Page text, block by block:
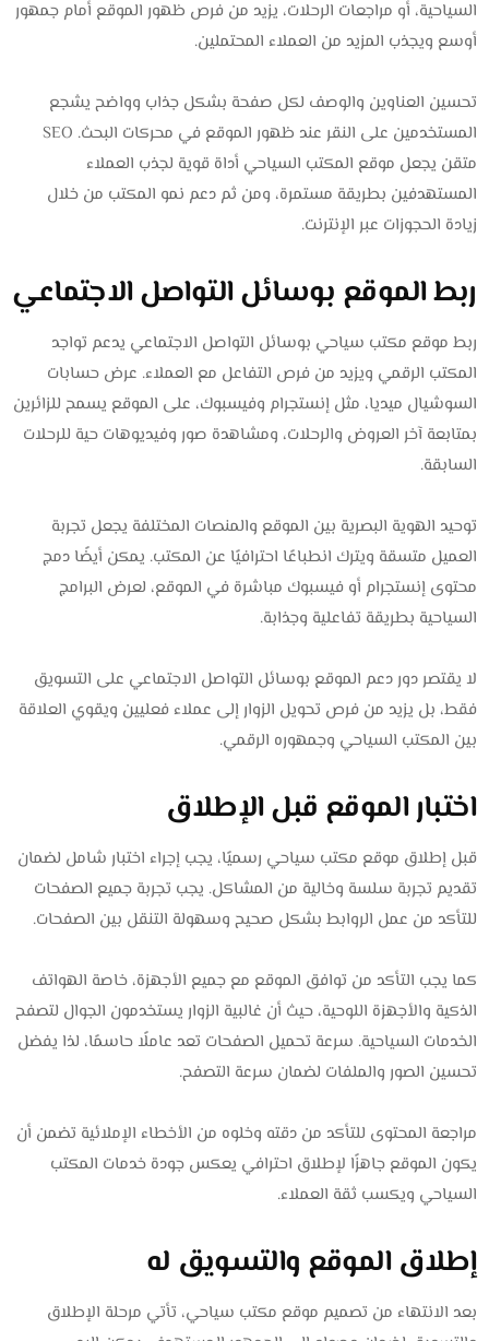
السياحية، أو مراجعات الرحلات، يزيد من فرص ظهور الموقع أمام جمهور
أوسع ويجذب المزيد من العملاء المحتملين.
تحسين العناوين والوصف لكل صفحة بشكل جذاب وواضح يشجع
المستخدمين على النقر عند ظهور الموقع في محركات البحث. SEO
متقن يجعل موقع المكتب السياحي أداة قوية لجذب العملاء
المستهدفين بطريقة مستمرة، ومن ثم دعم نمو المكتب من خلال
زيادة الحجوزات عبر الإنترنت.
ربط الموقع بوسائل التواصل الاجتماعي
ربط موقع مكتب سياحي بوسائل التواصل الاجتماعي يدعم تواجد
المكتب الرقمي ويزيد من فرص التفاعل مع العملاء. عرض حسابات
السوشيال ميديا، مثل إنستجرام وفيسبوك، على الموقع يسمح للزائرين
بمتابعة آخر العروض والرحلات، ومشاهدة صور وفيديوهات حية للرحلات
السابقة.
توحيد الهوية البصرية بين الموقع والمنصات المختلفة يجعل تجربة
العميل متسقة ويترك انطباعًا احترافيًا عن المكتب. يمكن أيضًا دمج
محتوى إنستجرام أو فيسبوك مباشرة في الموقع، لعرض البرامج
السياحية بطريقة تفاعلية وجذابة.
لا يقتصر دور دعم الموقع بوسائل التواصل الاجتماعي على التسويق
فقط، بل يزيد من فرص تحويل الزوار إلى عملاء فعليين ويقوي العلاقة
بين المكتب السياحي وجمهوره الرقمي.
اختبار الموقع قبل الإطلاق
قبل إطلاق موقع مكتب سياحي رسميًا، يجب إجراء اختبار شامل لضمان
تقديم تجربة سلسة وخالية من المشاكل. يجب تجربة جميع الصفحات
للتأكد من عمل الروابط بشكل صحيح وسهولة التنقل بين الصفحات.
كما يجب التأكد من توافق الموقع مع جميع الأجهزة، خاصة الهواتف
الذكية والأجهزة اللوحية، حيث أن غالبية الزوار يستخدمون الجوال لتصفح
الخدمات السياحية. سرعة تحميل الصفحات تعد عاملًا حاسمًا، لذا يفضل
تحسين الصور والملفات لضمان سرعة التصفح.
مراجعة المحتوى للتأكد من دقته وخلوه من الأخطاء الإملائية تضمن أن
يكون الموقع جاهزًا لإطلاق احترافي يعكس جودة خدمات المكتب
السياحي ويكسب ثقة العملاء.
إطلاق الموقع والتسويق له
بعد الانتهاء من تصميم موقع مكتب سياحي، تأتي مرحلة الإطلاق